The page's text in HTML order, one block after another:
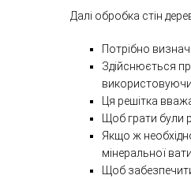
Далі обробка стін
Потрібно
Здійснюється
використовуючи
Ця решітка
Щоб грати були
Якщо ж
мінеральної
Щоб